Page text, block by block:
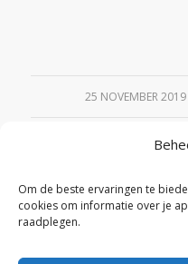
Om de beste ervaringen te
cookies om informatie over je
raadplegen.
25 NOVEMBER 2019
/